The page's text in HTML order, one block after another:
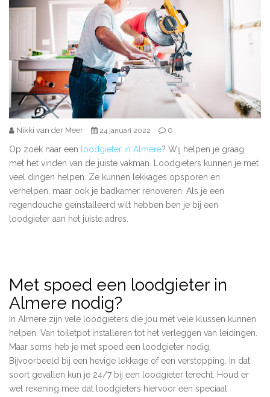
Nikki van der Meer 24 januari 2022 0
Op zoek naar een loodgieter in Almere? Wij helpen je graag
met het vinden van de juiste vakman. Loodgieters kunnen je met
veel dingen helpen. Ze kunnen lekkages opsporen en
verhelpen, maar ook je badkamer renoveren. Als je een
regendouche geïnstalleerd wilt hebben ben je bij een
loodgieter aan het juiste adres.
Met spoed een loodgieter in
Almere nodig?
In Almere zijn vele loodgieters die jou met vele klussen kunnen
helpen. Van toiletpot installeren tot het verleggen van leidingen.
Maar soms heb je met spoed een loodgieter nodig.
Bijvoorbeeld bij een hevige lekkage of een verstopping. In dat
soort gevallen kun je 24/7 bij een loodgieter terecht. Houd er
wel rekening mee dat loodgieters hiervoor een speciaal